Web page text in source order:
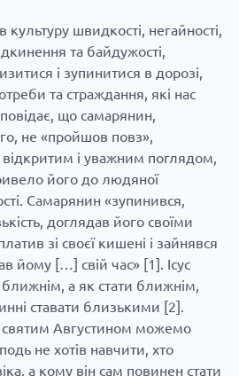
швидкості, негайності,
та байдужості,
і зупинитися в дорозі,
та страждання, які нас
що самарянин,
не «пройшов повз»,
і уважним поглядом,
його до людяної
Самарянин «зупинився,
доглядав його своїми
зі своєї кишені і зайнявся
йому […] свій час» [1]. Ісус
ближнім, а як стати ближнім,
ставати близькими [2].
Августином можемо
не хотів навчити, хто
а кому він сам повинен стати